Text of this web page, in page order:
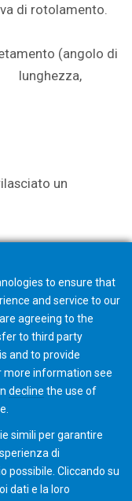
di rotolamento.
(angolo di
lunghezza,
un
di Gleason
e per
to ensure that
and service to our
agreeing to the
to third party
and to provide
more information see
decline the use of
simili per garantire
di
possibile. Cliccando su
dati e la loro